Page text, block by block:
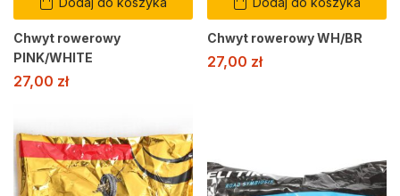
Chwyt rowerowy
PINK/WHITE
27,00 zł
Chwyt rowerowy WH/BR
27,00 zł